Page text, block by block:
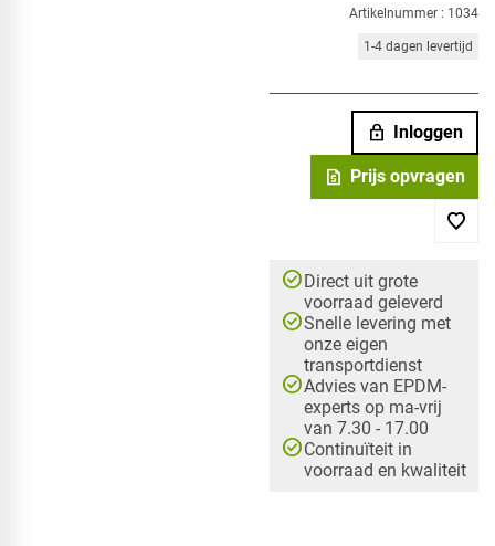
Artikelnummer : 1034
1-4 dagen levertijd
lock Inloggen
request_quote Prijs opvragen
check_circleDirect uit grote
voorraad geleverd
check_circleSnelle levering met
onze eigen
transportdienst
check_circleAdvies van EPDM-
experts op ma-vrij
van 7.30 - 17.00
check_circleContinuïteit in
voorraad en kwaliteit